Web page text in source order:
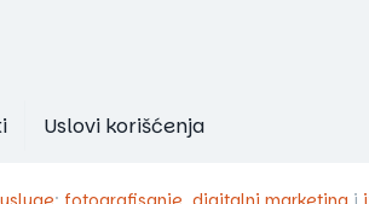
Uslovi korišćenja